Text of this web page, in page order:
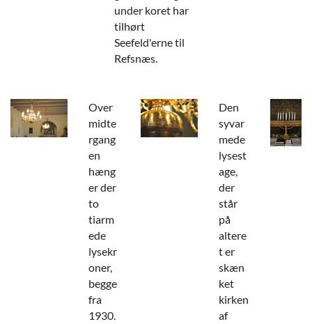
under koret har
tilhørt
Seefeld'erne til
Refsnæs.
Over
midte
rgang
en
hæng
er der
to
tiarm
ede
lysekr
oner,
begge
fra
1930.
Den
syvar
mede
lysest
age,
der
står
på
altere
t er
skæn
ket
kirken
af